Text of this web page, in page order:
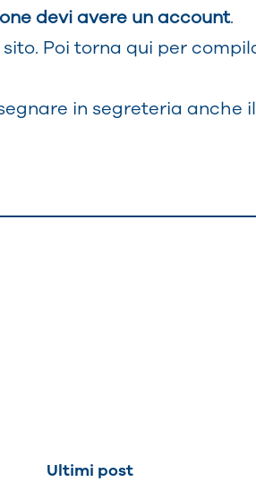
devi avere un account.
Poi torna qui per
in segreteria
Ultimi post